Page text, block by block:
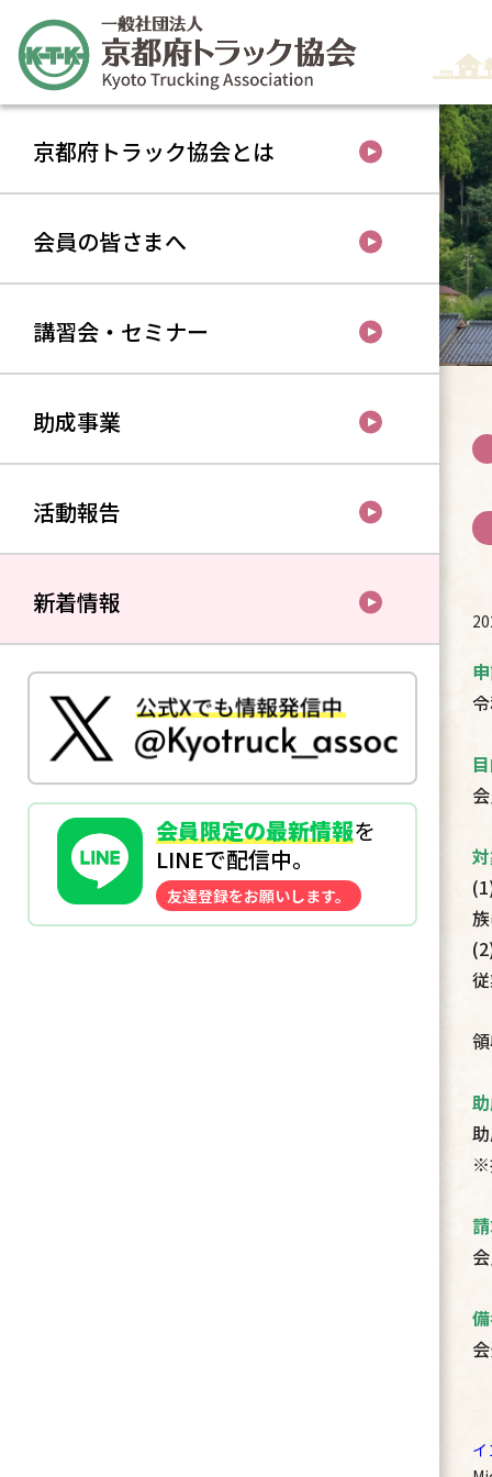
京都府トラック協会とは
会員の皆さまへ
講習会・セミナー
助成事業
活動報告
新着情報
会員限定の最新情報を
LINEで配信中。
友達登録をお願いします。
※